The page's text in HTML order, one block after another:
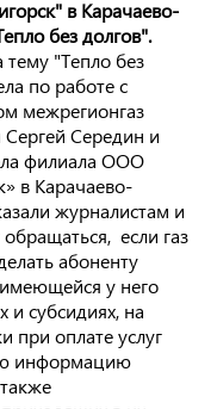
в Карачаево-
без долгов".
"Тепло без
по работе с
межрегионгаз
Сергей Середин и
филиала ООО
в Карачаево-
журналистам и
если газ
абоненту
имеющейся у него
и субсидиях, на
при оплате услуг
информацию